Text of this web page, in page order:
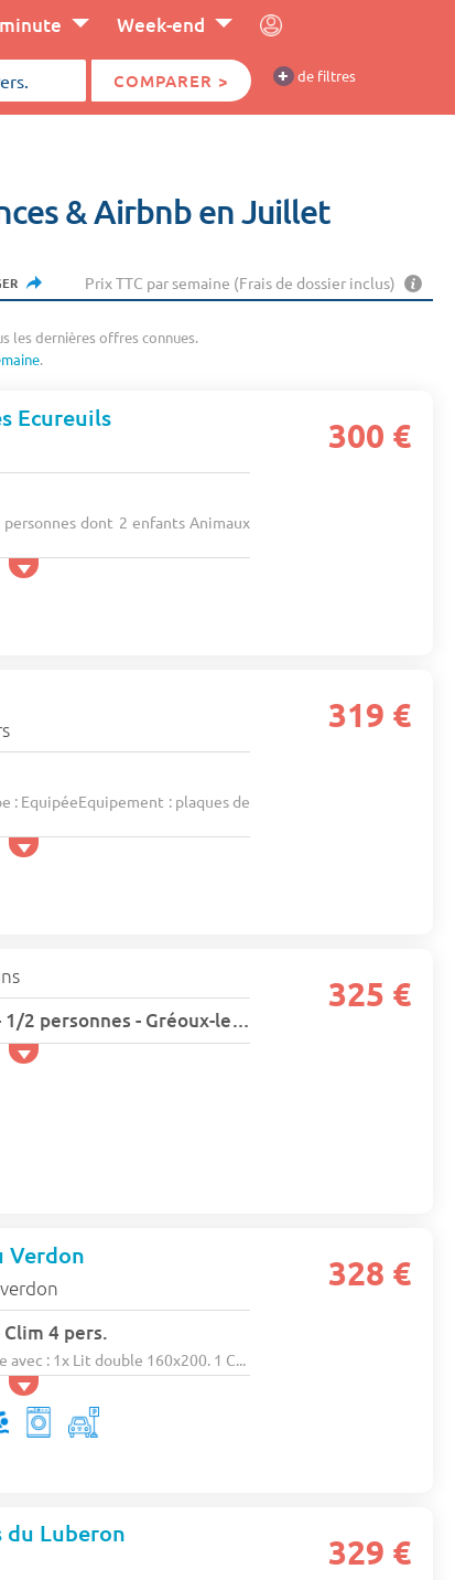
Week-end
COMPARER > + de filtres
& Airbnb en Juillet
Prix TTC par semaine (Frais de dossier inclus)
les dernières offres connues.
.
Ecureuils
dont 2 enfants Animaux
300 €
: EquipéeEquipement : plaques de
319 €
Appartement 2 pièces - 1/2 personnes - Gréoux-les-Bains - San bastian
325 €
Verdon
4 pers.
: 1x Lit double 160x200. 1 C...
328 €
du Luberon 329 €